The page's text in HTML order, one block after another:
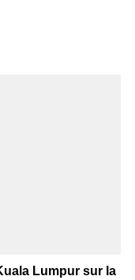
Lumpur sur la